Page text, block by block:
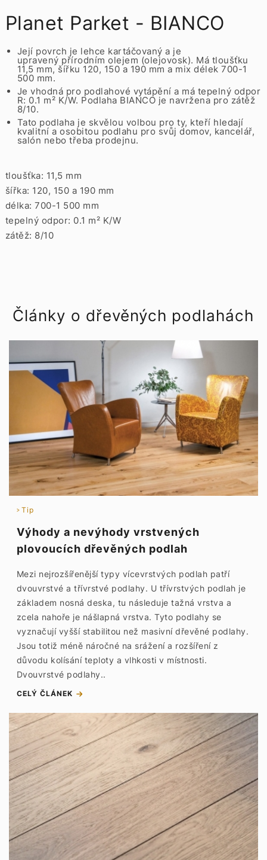
Planet Parket - BIANCO
Její povrch je lehce kartáčovaný a je
upravený přírodním olejem (olejovosk). Má tloušťku
11,5 mm, šířku 120, 150 a 190 mm a mix délek 700-1
500 mm.
Je vhodná pro podlahové vytápění a má tepelný odpor
R: 0.1 m² K/W. Podlaha BIANCO je navržena pro zátěž
8/10.
Tato podlaha je skvělou volbou pro ty, kteří hledají
kvalitní a osobitou podlahu pro svůj domov, kancelář,
salón nebo třeba prodejnu.
tloušťka: 11,5 mm
šířka: 120, 150 a 190 mm
délka: 700-1 500 mm
tepelný odpor: 0.1 m² K/W
zátěž: 8/10
Články o dřevěných podlahách
Tip
Výhody a nevýhody vrstvených
plovoucích dřevěných podlah
Mezi nejrozšířenější typy vícevrstvých podlah patří
dvouvrstvé a třívrstvé podlahy. U třívrstvých podlah je
základem nosná deska, tu následuje tažná vrstva a
zcela nahoře je nášlapná vrstva. Tyto podlahy se
vyznačují vyšší stabilitou než masivní dřevěné podlahy.
Jsou totiž méně náročné na srážení a rozšíření z
důvodu kolísání teploty a vlhkosti v místnosti.
Dvouvrstvé podlahy..
CELÝ ČLÁNEK